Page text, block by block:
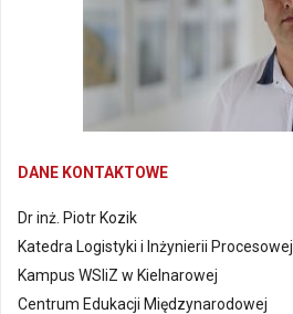
DANE KONTAKTOWE
Dr inż. Piotr Kozik
Katedra Logistyki i Inżynierii Procesowej
Kampus WSIiZ w Kielnarowej
Centrum Edukacji Międzynarodowej